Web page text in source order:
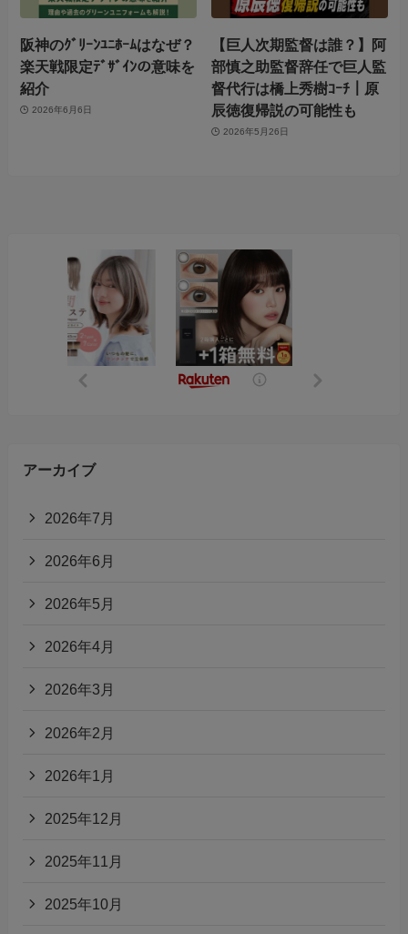
阪神のｸﾞﾘｰﾝﾕﾆﾎｰﾑはなぜ？
楽天戦限定ﾃﾞｻﾞｲﾝの意味を
紹介
2026年6月6日
【巨人次期監督は誰？】阿
部慎之助監督辞任で巨人監
督代行は橋上秀樹ｺｰﾁ｜原
辰徳復帰説の可能性も
2026年5月26日
アーカイブ
2026年7月
2026年6月
2026年5月
2026年4月
2026年3月
2026年2月
2026年1月
2025年12月
2025年11月
2025年10月